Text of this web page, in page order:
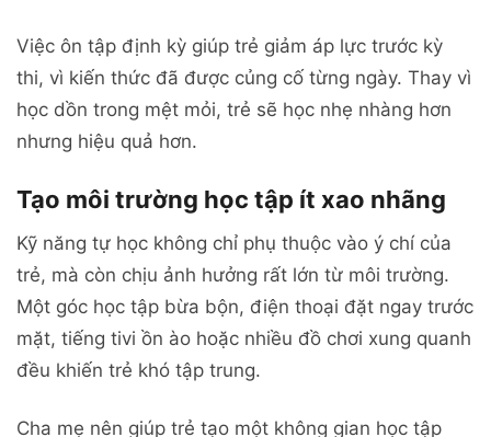
Việc ôn tập định kỳ giúp trẻ giảm áp lực trước kỳ
thi, vì kiến thức đã được củng cố từng ngày. Thay vì
học dồn trong mệt mỏi, trẻ sẽ học nhẹ nhàng hơn
nhưng hiệu quả hơn.
Tạo môi trường học tập ít xao nhãng
Kỹ năng tự học không chỉ phụ thuộc vào ý chí của
trẻ, mà còn chịu ảnh hưởng rất lớn từ môi trường.
Một góc học tập bừa bộn, điện thoại đặt ngay trước
mặt, tiếng tivi ồn ào hoặc nhiều đồ chơi xung quanh
đều khiến trẻ khó tập trung.
Cha mẹ nên giúp trẻ tạo một không gian học tập